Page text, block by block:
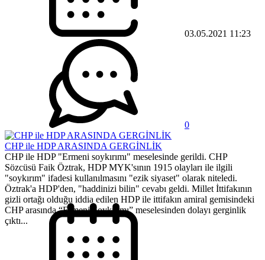
03.05.2021 11:23
0
CHP ile HDP ARASINDA GERGİNLİK
CHP ile HDP "Ermeni soykırımı" meselesinde gerildi. CHP
Sözcüsü Faik Öztrak, HDP MYK'sının 1915 olayları ile ilgili
"soykırım" ifadesi kullanılmasını "ezik siyaset" olarak niteledi.
Öztrak'a HDP'den, "haddinizi bilin" cevabı geldi. Millet İttifakının
gizli ortağı olduğu iddia edilen HDP ile ittifakın amiral gemisindeki
CHP arasında “Ermeni Soykırımı” meselesinden dolayı gerginlik
çıktı...